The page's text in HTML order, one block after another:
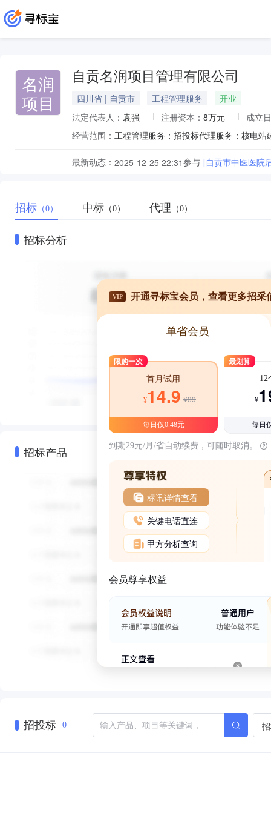
名润
项目
自贡名润项目管理有限公司
四川省 | 自贡市 工程管理服务
开业
法定代表人： 袁强 注册资本： 8万元
成立
经营范围：
最新动态： 2025-12-25 22:31参与 [自贡市中医医院
招标 （0） 中标 （0） 代理 （0）
招标分析
招标产品
VIP 开通寻标宝会员，查看更多招采
单省会员
限购一次
首月试用
¥14.9 ¥39
每日仅0.48元
最划算
12
¥
每日
到期29元/月/省自动续费，可随时取消。
标讯详情查看
关键电话直连
甲方分析查询
会员尊享权益
招投标 0